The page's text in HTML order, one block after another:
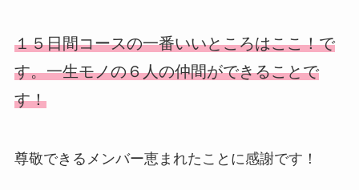
１５日間コースの一番いいところはここ！で
す。一生モノの６人の仲間ができることで
す！
尊敬できるメンバー恵まれたことに感謝です！